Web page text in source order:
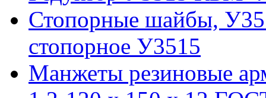
Стопорные шайбы,
стопорное У3515
Манжеты резиновые